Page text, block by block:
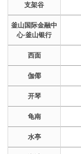
支架谷
釜山国际金融中
心·釜山银行
西面
伽倻
开琴
龟南
水亭